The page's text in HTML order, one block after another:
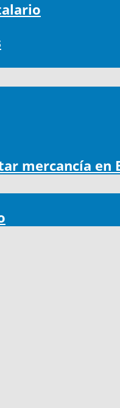
mercancía en